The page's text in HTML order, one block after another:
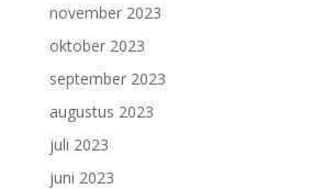
november 2023
oktober 2023
september 2023
augustus 2023
juli 2023
juni 2023